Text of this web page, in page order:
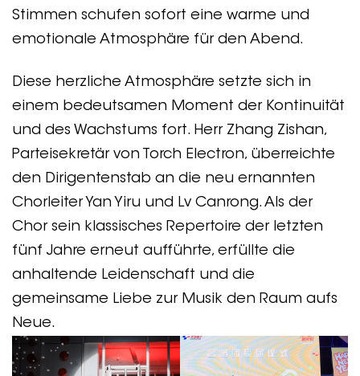
Stimmen schufen sofort eine warme und
emotionale Atmosphäre für den Abend.
Diese herzliche Atmosphäre setzte sich in
einem bedeutsamen Moment der Kontinuität
und des Wachstums fort. Herr Zhang Zishan,
Parteisekretär von Torch Electron, überreichte
den Dirigentenstab an die neu ernannten
Chorleiter Yan Yiru und Lv Canrong. Als der
Chor sein klassisches Repertoire der letzten
fünf Jahre erneut aufführte, erfüllte die
anhaltende Leidenschaft und die
gemeinsame Liebe zur Musik den Raum aufs
Neue.